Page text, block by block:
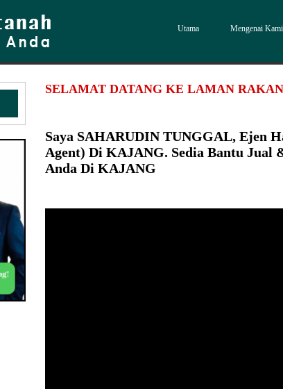
Utama Mengenai Kami
SELAMAT DATANG KE LAMAN
Saya SAHARUDIN TUNGGAL, Ejen
Agent) Di KAJANG. Sedia Bantu Jual
Anda Di KAJANG